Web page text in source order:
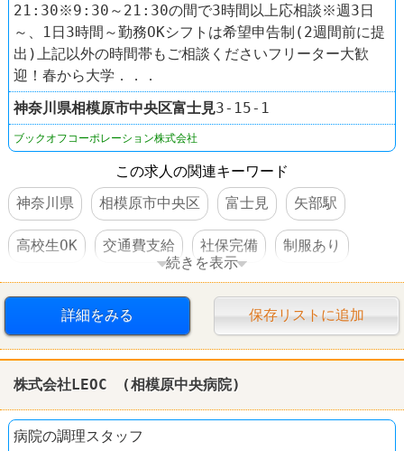
21:30※9:30～21:30の間で3時間以上応相談※週3日
～、1日3時間～勤務OKシフトは希望申告制(2週間前に提
出)上記以外の時間帯もご相談くださいフリーター大歓
迎！春から大学．．．
神奈川県相模原市中央区富士見3-15-1
ブックオフコーポレーション株式会社
この求人の関連キーワード
神奈川県
相模原市中央区 富士見 矢部駅
高校生OK 交通費支給 社保完備 制服あり
社員登用あり 車・バイク通勤可 禁煙・分煙
BOOKOFF PLUS
続きを表示
詳細をみる 保存リストに追加
株式会社LEOC (相模原中央病院)
病院の調理スタッフ